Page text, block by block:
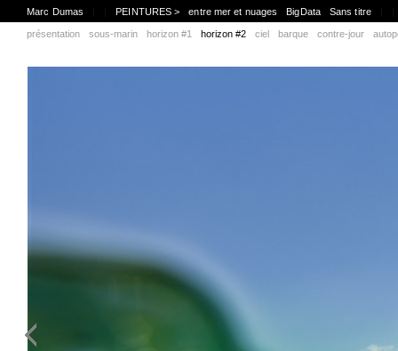
Marc Dumas PEINTURES > entre mer et nuages BigData Sans titre
présentation sous-marin horizon #1 horizon #2 ciel barque contre-jour